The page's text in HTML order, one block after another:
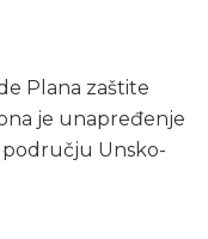
Plana zaštite
je unapređenje
području Unsko-